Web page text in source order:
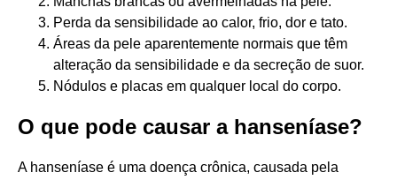
Perda da sensibilidade ao calor, frio, dor e tato.
Áreas da pele aparentemente normais que têm
alteração da sensibilidade e da secreção de suor.
Nódulos e placas em qualquer local do corpo.
O que pode causar a hanseníase?
A hanseníase é uma doença crônica, causada pela